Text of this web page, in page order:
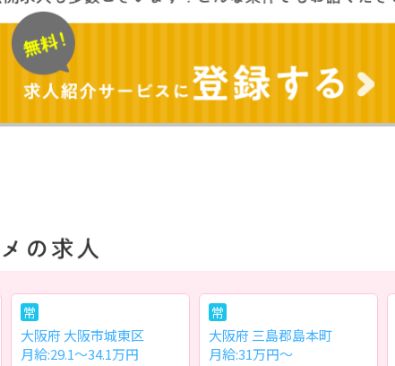
常
大阪府 大阪市城東区
月給:29.1～34.1万円
常
大阪府 三島郡島本町
月給:31万円～